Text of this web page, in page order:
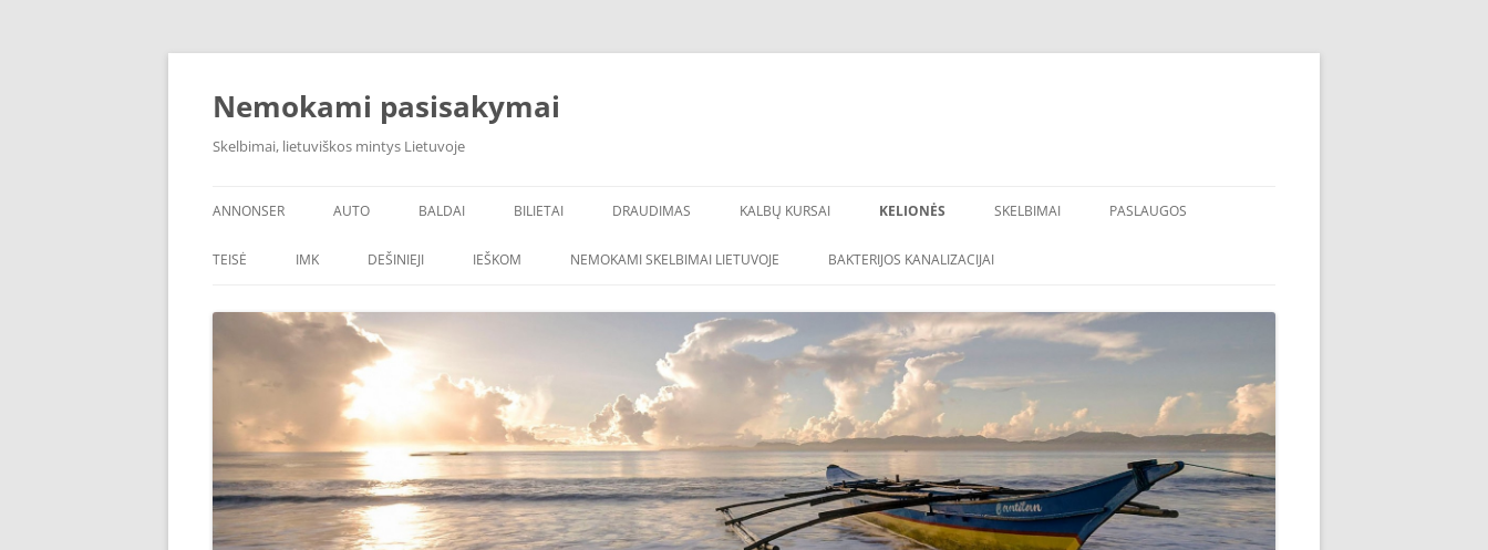
Skip
Nemokami pasisakymai
Skelbimai, lietuviškos mintys Lietuvoje
ANNONSER AUTO BALDAI BILIETAI DRAUDIMAS KALBŲ KURSAI KELIONĖS SKELBIMAI PASLAUGOS
TEISĖ IMK DEŠINIEJI IEŠKOM NEMOKAMI SKELBIMAI LIETUVOJE BAKTERIJOS KANALIZACIJAI